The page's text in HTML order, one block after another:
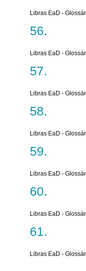
Libras EaD -
Libras EaD -
Libras EaD -
Libras EaD -
Libras EaD -
Libras EaD -
Libras EaD -